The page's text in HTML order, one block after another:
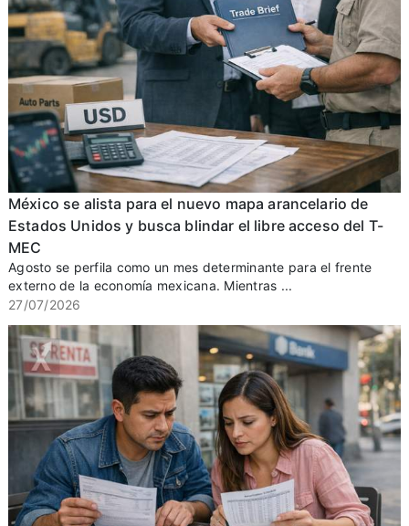
México se alista para el nuevo mapa arancelario de
Estados Unidos y busca blindar el libre acceso del T-
MEC
Agosto se perfila como un mes determinante para el frente
externo de la economía mexicana. Mientras ...
27/07/2026